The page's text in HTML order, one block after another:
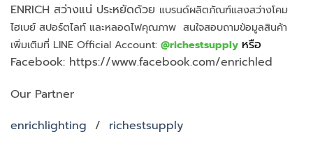
ENRICH สว่างแน่ ประหยัดด้วย แบรนด์ผลิตภัณฑ์แสงสว่างโคม
ไฮเบย์ สปอร์ตไลท์ และหลอดไฟคุณภาพ สนใจสอบถามข้อมูลสินค้า
เพิ่มเติมที่ LINE Official Account: @richestsupply หรือ
Facebook: https://www.facebook.com/enrichled
Our Partner
enrichlighting / richestsupply